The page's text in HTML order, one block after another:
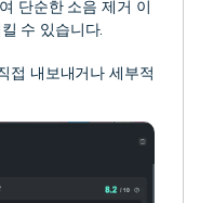
단순한 소음 제거 이
수 있습니다.
접 내보내거나 세부적